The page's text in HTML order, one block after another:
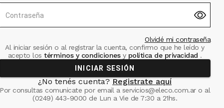
Contraseña
Olvidé mi contraseña
Al iniciar sesión o al registrar la cuenta, confirmo que he leído y
acepto los términos y condiciones ypolítica de privacidad .
INICIAR SESIÓN
¿No tenés cuenta? Registrate aquí
Por consultas comunicate por email a servicios@eleco.com.aro al
(0249) 443-9000 de Lun a Vie de 7:30 a 21hs.